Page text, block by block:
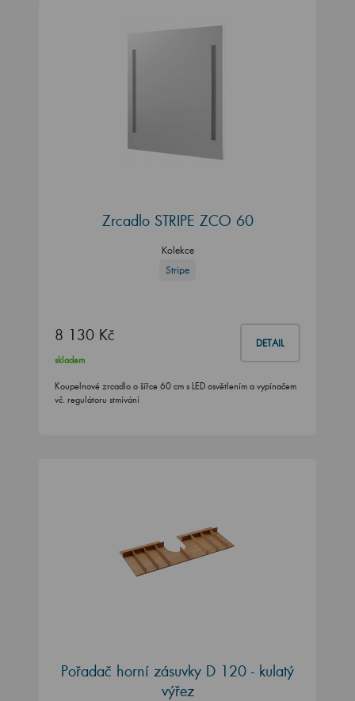
Zrcadlo STRIPE ZCO 60
Kolekce
Stripe
8 130 Kč DETAIL
skladem
Koupelnové zrcadlo o šířce 60 cm s LED osvětlením a vypínačem
vč. regulátoru stmívání
Pořadač horní zásuvky D 120 - kulatý
výřez